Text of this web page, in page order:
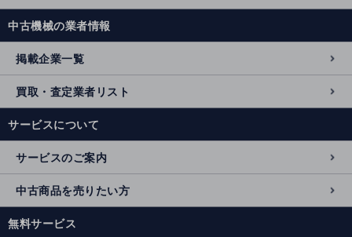
中古機械の業者情報
掲載企業一覧
買取・査定業者リスト
サービスについて
サービスのご案内
中古商品を売りたい方
無料サービス